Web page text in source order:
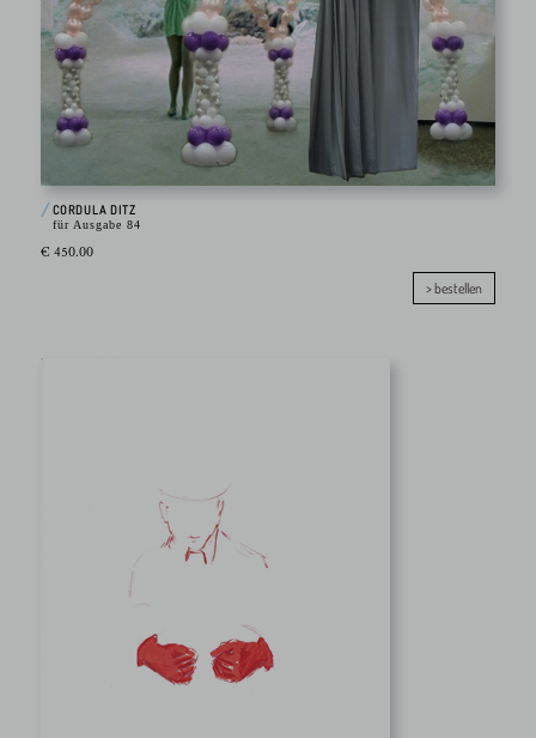
CORDULA DITZ
für Ausgabe 84
€ 450.00
> bestellen